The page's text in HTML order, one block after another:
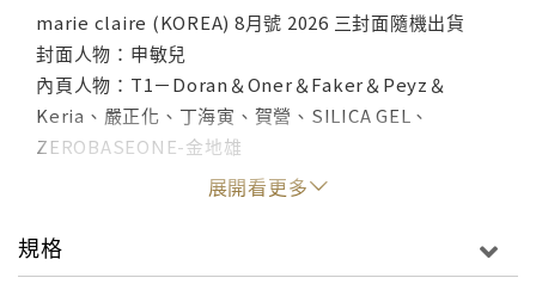
marie claire (KOREA) 8月號 2026 三封面隨機出貨
封面人物：申敏兒
內頁人物：T1－Doran＆Oner＆Faker＆Peyz＆
Keria、嚴正化、丁海寅、賀營、SILICA GEL、
ZEROBASEONE-金地雄
展開看更多
規格